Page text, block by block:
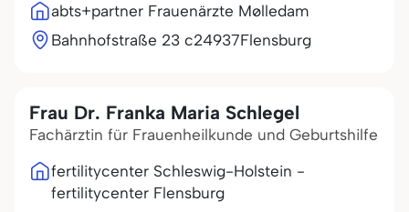
abts+partner Frauenärzte Mølledam
Bahnhofstraße 23 c24937Flensburg
Frau Dr. Franka Maria Schlegel
Fachärztin für Frauenheilkunde und Geburtshilfe
fertilitycenter Schleswig-Holstein -
fertilitycenter Flensburg